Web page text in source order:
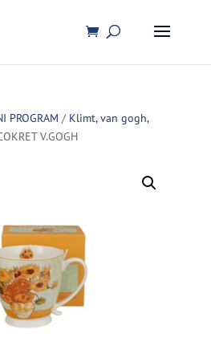
PROGRAM / Klimt, van gogh,
V.GOGH